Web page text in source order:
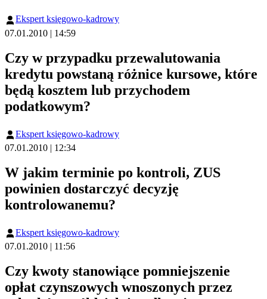
Ekspert księgowo-kadrowy
07.01.2010 | 14:59
Czy w przypadku przewalutowania
kredytu powstaną różnice kursowe, które
będą kosztem lub przychodem
podatkowym?
Ekspert księgowo-kadrowy
07.01.2010 | 12:34
W jakim terminie po kontroli, ZUS
powinien dostarczyć decyzję
kontrolowanemu?
Ekspert księgowo-kadrowy
07.01.2010 | 11:56
Czy kwoty stanowiące pomniejszenie
opłat czynszowych wnoszonych przez